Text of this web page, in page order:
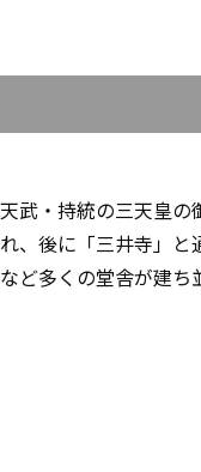
武・持統の三天皇
、後に「三井寺」
ど多くの堂舎が建ち